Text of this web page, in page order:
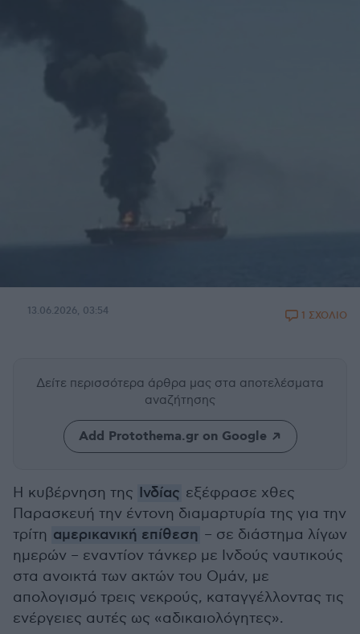
13.06.2026, 03:54 1 ΣΧΟΛΙΟ
Δείτε περισσότερα άρθρα μας στα αποτελέσματα
αναζήτησης
Add Protothema.gr on Google
Η κυβέρνηση της Ινδίας εξέφρασε χθες
Παρασκευή την έντονη διαμαρτυρία της για την
τρίτη αμερικανική επίθεση – σε διάστημα λίγων
ημερών – εναντίον τάνκερ με Ινδούς ναυτικούς
στα ανοικτά των ακτών του Ομάν, με
απολογισμό τρεις νεκρούς, καταγγέλλοντας τις
ενέργειες αυτές ως «αδικαιολόγητες».